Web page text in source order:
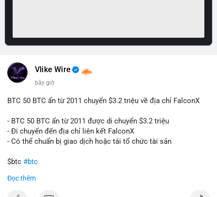
Vlike Wire
bây giờ
BTC 50 BTC ẩn từ 2011 chuyển $3.2 triệu về địa chỉ FalconX
- BTC 50 BTC ẩn từ 2011 được di chuyển $3.2 triệu
- Đi chuyển đến địa chỉ liên kết FalconX
- Có thể chuẩn bị giao dịch hoặc tái tổ chức tài sản
$btc #btc
#vlikevn
Đọc thêm